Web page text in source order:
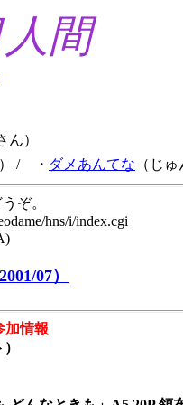
間
ん）
/ ・ ダメあんてな （じ
ぞ。
hns/i/index.cgi
07）
加情報